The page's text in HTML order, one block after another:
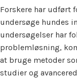
Forskere har udført
undersøge hundes
undersøgelser har
problemløsning,
at bruge metoder
studier og